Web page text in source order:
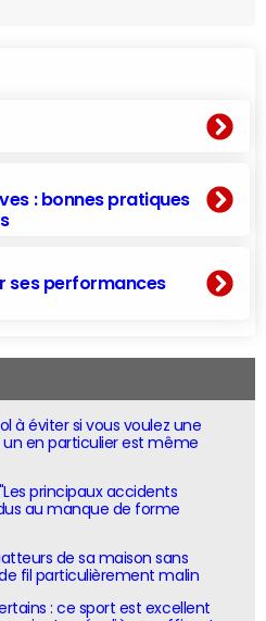
: bonnes pratiques
ses performances
à éviter si vous voulez une
en particulier est même
principaux accidents
au manque de forme
de sa maison sans
fil particulièrement malin
: ce sport est excellent